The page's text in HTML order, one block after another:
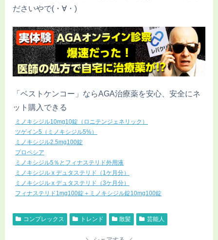
ださいやで(・∀・)
「ベストケンコー」ならAGA治療薬を安心、安全にネ
ット購入できる
ミノキシジル10mg10錠（ロニテンジェネリック）
ツゲイン5（ミノキシジル5%）
ミノキシジル2.5mg100錠
プロペシア
ミノキシジル5％とフィナステリド外用液
ミノキシジル x デュタステリド（1ケ月分）
ミノキシジル x デュタステリド（3ケ月分）
フィナステリド1mg100錠＋ミノキシジル錠10mg100錠
コンプレックス トレンド 散髪 芸能人